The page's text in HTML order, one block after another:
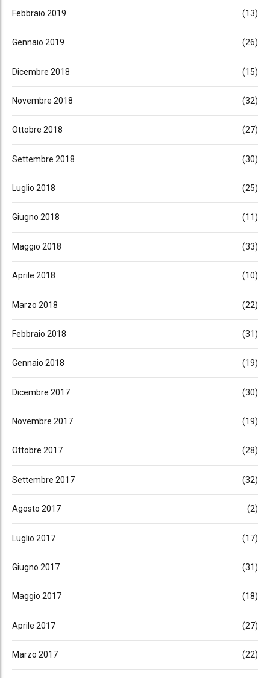
Febbraio 2019 (13)
Gennaio 2019 (26)
Dicembre 2018 (15)
Novembre 2018 (32)
Ottobre 2018 (27)
Settembre 2018 (30)
Luglio 2018 (25)
Giugno 2018 (11)
Maggio 2018 (33)
Aprile 2018 (10)
Marzo 2018 (22)
Febbraio 2018 (31)
Gennaio 2018 (19)
Dicembre 2017 (30)
Novembre 2017 (19)
Ottobre 2017 (28)
Settembre 2017 (32)
Agosto 2017 (2)
Luglio 2017 (17)
Giugno 2017 (31)
Maggio 2017 (18)
Aprile 2017 (27)
Marzo 2017 (22)